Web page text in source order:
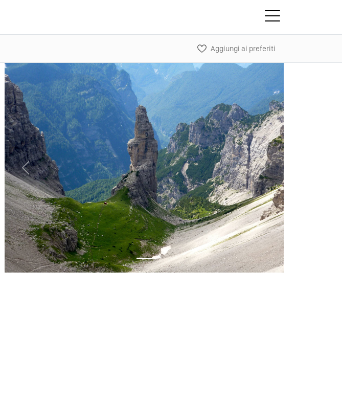
Aggiungi ai preferiti
Previous Next